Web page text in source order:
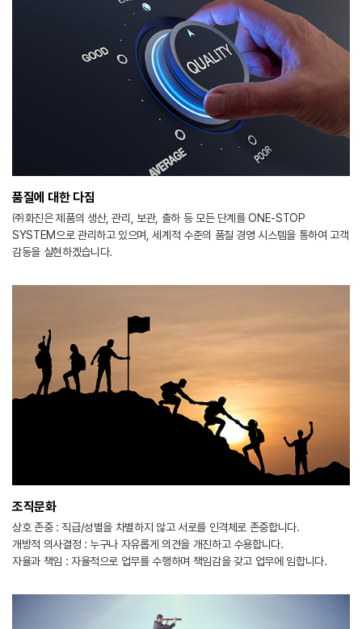
품질에 대한 다짐
㈜화진은 제품의 생산, 관리, 보관, 출하 등 모든 단계를 ONE-STOP
SYSTEM으로 관리하고 있으며, 세계적 수준의 품질 경영 시스템을 통하여 고객
감동을 실현하겠습니다.
조직문화
상호 존중 : 직급/성별을 차별하지 않고 서로를 인격체로 존중합니다.
개방적 의사결정 : 누구나 자유롭게 의견을 개진하고 수용합니다.
자율과 책임 : 자율적으로 업무를 수행하며 책임감을 갖고 업무에 임합니다.